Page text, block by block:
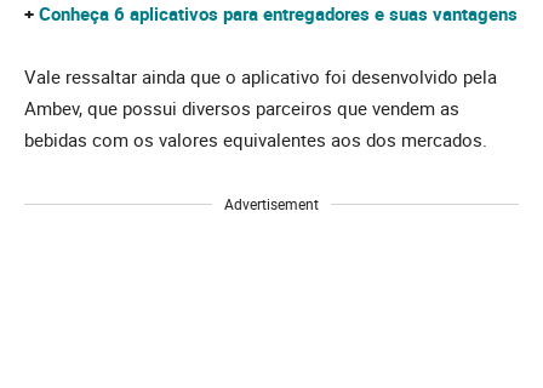
+ Conheça 6 aplicativos para entregadores e suas vantagens
Vale ressaltar ainda que o aplicativo foi desenvolvido pela
Ambev, que possui diversos parceiros que vendem as
bebidas com os valores equivalentes aos dos mercados.
Advertisement